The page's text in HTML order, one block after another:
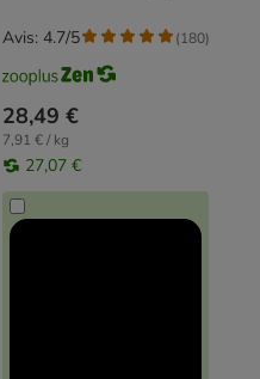
28,49 €
7,91 € / kg
27,07 €
Avis: 4.7/5 (180)